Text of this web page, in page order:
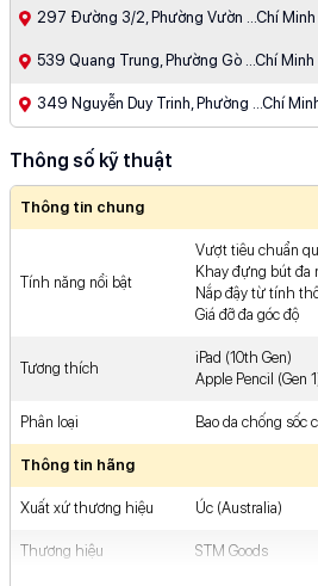
297 Đường 3/2, Phường Vườn ...Chí Minh
539 Quang Trung, Phường Gò ...Chí Minh
349 Nguyễn Duy Trinh, Phường ...Chí
Thông số kỹ thuật
Thông tin chung
Tính năng nổi bật
Vượt tiêu chuẩn
Khay đựng bút đa
Nắp đậy từ tính
Giá đỡ đa góc độ
Tương thích
iPad (10th Gen)
Apple Pencil (Gen
Phân loại Bao da chống sốc
Thông tin hãng
Xuất xứ thương hiệu Úc (Australia)
Thương hiệu STM Goods